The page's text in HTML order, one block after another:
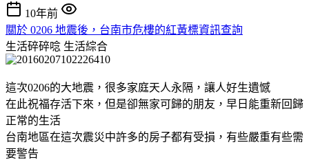
10年前
關於 0206 地震後，台南市危樓的紅黃標資訊查詢
生活碎碎唸 生活綜合
這次0206的大地震，很多家庭天人永隔，讓人好生遺憾
在此祝福存活下來，但是卻無家可歸的朋友，早日能重新回歸
正常的生活
台南地區在這次震災中許多的房子都有受損，有些嚴重有些需
要警告